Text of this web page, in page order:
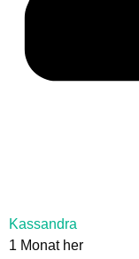
Kassandra
1 Monat her